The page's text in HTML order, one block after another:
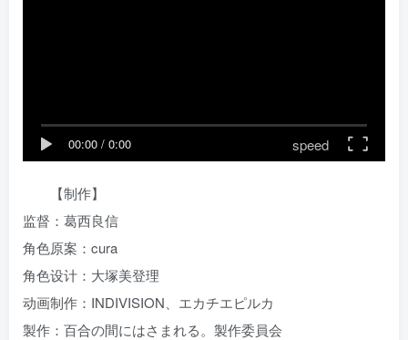
00:00 / 0:00 speed
【制作】
监督：葛西良信
角色原案：cura
角色设计：大塚美登理
动画制作：INDIVISION、エカチエピルカ
製作：百合の間にはさまれる。製作委員会